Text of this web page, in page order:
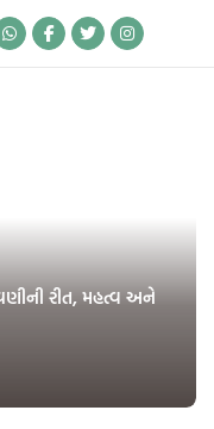
રીત, મહત્વ અને